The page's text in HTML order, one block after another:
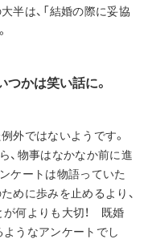
半は、「結婚の際に妥協
かは笑い話に。
外ではないようです。
、物事はなかなか前に進
ケートは物語っていた
めに歩みを止めるより、
何よりも大切！　既婚
うなアンケートでし